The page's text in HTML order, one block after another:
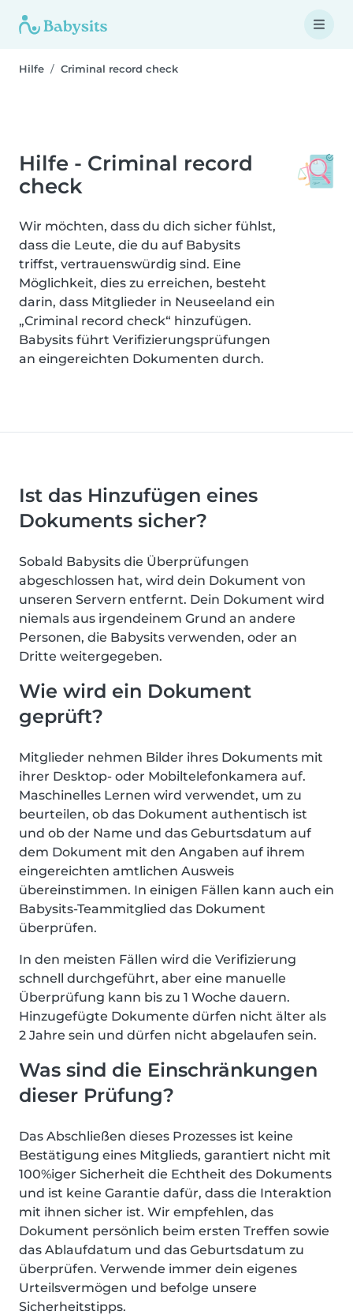
Hilfe Criminal record check
Hilfe - Criminal record
check
Wir möchten, dass du dich sicher fühlst,
dass die Leute, die du auf Babysits
triffst, vertrauenswürdig sind. Eine
Möglichkeit, dies zu erreichen, besteht
darin, dass Mitglieder in Neuseeland ein
„Criminal record check“ hinzufügen.
Babysits führt Verifizierungsprüfungen
an eingereichten Dokumenten durch.
Ist das Hinzufügen eines
Dokuments sicher?
Sobald Babysits die Überprüfungen
abgeschlossen hat, wird dein Dokument von
unseren Servern entfernt. Dein Dokument wird
niemals aus irgendeinem Grund an andere
Personen, die Babysits verwenden, oder an
Dritte weitergegeben.
Wie wird ein Dokument
geprüft?
Mitglieder nehmen Bilder ihres Dokuments mit
ihrer Desktop- oder Mobiltelefonkamera auf.
Maschinelles Lernen wird verwendet, um zu
beurteilen, ob das Dokument authentisch ist
und ob der Name und das Geburtsdatum auf
dem Dokument mit den Angaben auf ihrem
eingereichten amtlichen Ausweis
übereinstimmen. In einigen Fällen kann auch ein
Babysits-Teammitglied das Dokument
überprüfen.
In den meisten Fällen wird die Verifizierung
schnell durchgeführt, aber eine manuelle
Überprüfung kann bis zu 1 Woche dauern.
Hinzugefügte Dokumente dürfen nicht älter als
2 Jahre sein und dürfen nicht abgelaufen sein.
Was sind die Einschränkungen
dieser Prüfung?
Das Abschließen dieses Prozesses ist keine
Bestätigung eines Mitglieds, garantiert nicht mit
100%iger Sicherheit die Echtheit des Dokuments
und ist keine Garantie dafür, dass die Interaktion
mit ihnen sicher ist. Wir empfehlen, das
Dokument persönlich beim ersten Treffen sowie
das Ablaufdatum und das Geburtsdatum zu
überprüfen. Verwende immer dein eigenes
Urteilsvermögen und befolge unsere
Sicherheitstipps.